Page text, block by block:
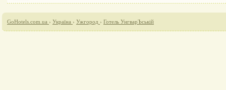
GoHotels.com.ua › Україна › Ужгород › Готель УнгварЪській